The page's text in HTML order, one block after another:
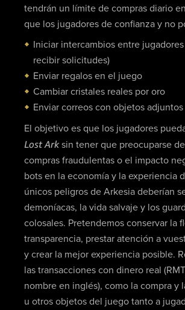
tendrán un límite de compras diario
que los jugadores de confianza y no
Iniciar intercambios entre
recibir solicitudes)
Enviar regalos en el juego
Cambiar cristales reales por oro
Enviar correos con objetos adjuntos
El objetivo es que los jugadores
Lost Arksin tener que preocuparse
compras fraudulentas o el impacto
bots en la economía y la experiencia
únicos peligros de Arkesia deberían
demoníacas, la vida salvaje y los
colosales. Pretendemos conservar la
transparencia, prestar atención a
y crear la mejor experiencia posible.
las transacciones con dinero real
nombre en inglés), como la compra y
u otros objetos del juego tanto a